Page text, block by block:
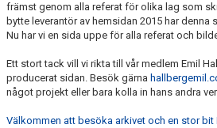
KONTAKT
främst genom alla referat för olika lag som
bytte leverantör av hemsidan 2015 har denna
Nu har vi en sida uppe för alla referat och
Ett stort tack vill vi rikta till vår medlem Emil
producerat sidan. Besök gärna
något projekt eller bara kolla in hans andra
Välkommen att besöka arkivet och en stor